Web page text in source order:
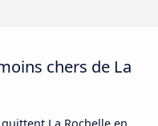
chers de La